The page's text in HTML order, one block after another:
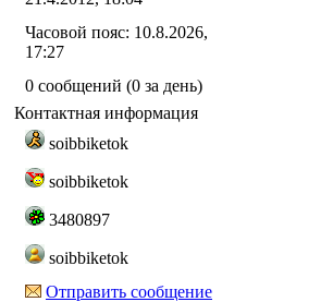
Часовой пояс: 10.8.2026,
17:27
0 сообщений (0 за день)
Контактная информация
soibbiketok
soibbiketok
3480897
soibbiketok
Отправить сообщение